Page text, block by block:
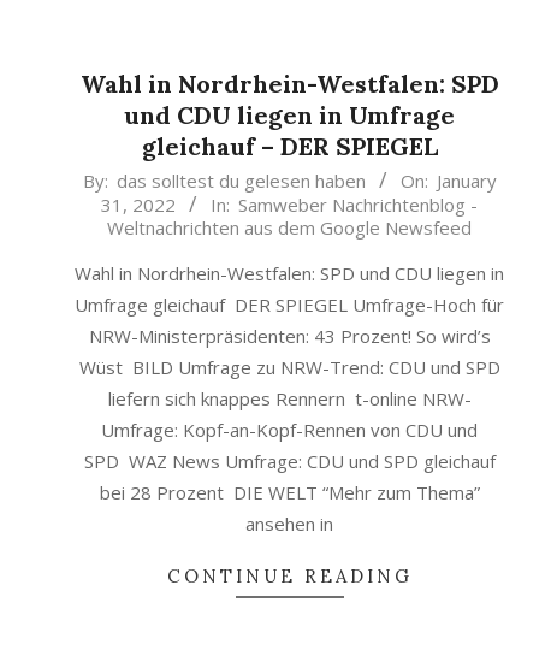
Wahl in Nordrhein-Westfalen: SPD
und CDU liegen in Umfrage
gleichauf – DER SPIEGEL
2022-
By: das solltest du gelesen haben On: January
31, 2022
In: Samweber Nachrichtenblog -
Weltnachrichten aus dem Google Newsfeed
Wahl in Nordrhein-Westfalen: SPD und CDU liegen in
Umfrage gleichauf DER SPIEGEL Umfrage-Hoch für
NRW-Ministerpräsidenten: 43 Prozent! So wird’s
Wüst BILD Umfrage zu NRW-Trend: CDU und SPD
liefern sich knappes Rennern t-online NRW-
Umfrage: Kopf-an-Kopf-Rennen von CDU und
SPD WAZ News Umfrage: CDU und SPD gleichauf
bei 28 Prozent DIE WELT “Mehr zum Thema”
ansehen in
CONTINUE READING